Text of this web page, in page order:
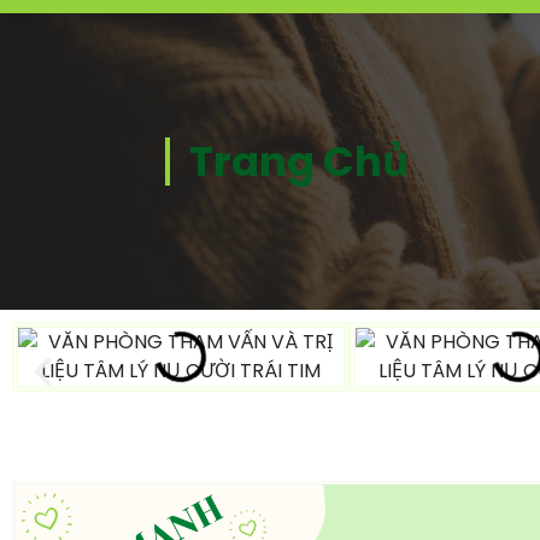
Trang Chủ